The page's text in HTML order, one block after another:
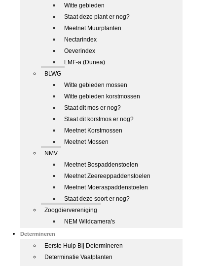
Witte gebieden
Staat deze plant er nog?
Meetnet Muurplanten
Nectarindex
Oeverindex
LMF-a (Dunea)
BLWG
Witte gebieden mossen
Witte gebieden korstmossen
Staat dit mos er nog?
Staat dit korstmos er nog?
Meetnet Korstmossen
Meetnet Mossen
NMV
Meetnet Bospaddenstoelen
Meetnet Zeereeppaddenstoelen
Meetnet Moeraspaddenstoelen
Staat deze soort er nog?
Zoogdiervereniging
NEM Wildcamera's
Determineren
Eerste Hulp Bij Determineren
Determinatie Vaatplanten